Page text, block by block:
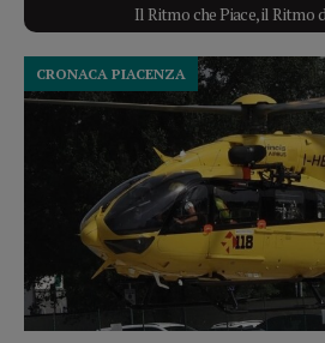
Il Ritmo che Piace, il Ritmo
CRONACA PIACENZA